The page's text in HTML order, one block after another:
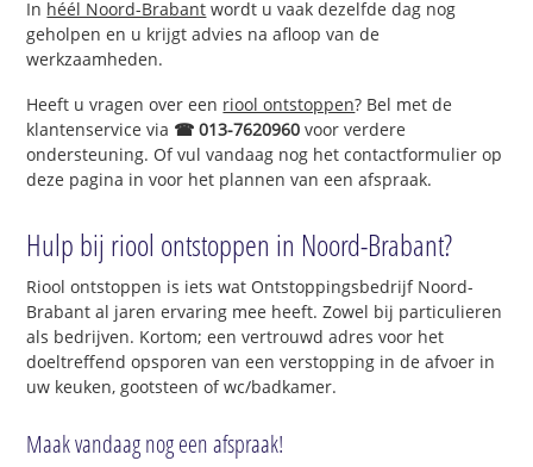
In héél Noord-Brabant wordt u vaak dezelfde dag nog
geholpen en u krijgt advies na afloop van de
werkzaamheden.
Heeft u vragen over een riool ontstoppen? Bel met de
klantenservice via ☎ 013-7620960 voor verdere
ondersteuning. Of vul vandaag nog het contactformulier op
deze pagina in voor het plannen van een afspraak.
Hulp bij riool ontstoppen in Noord-Brabant?
Riool ontstoppen is iets wat Ontstoppingsbedrijf Noord-
Brabant al jaren ervaring mee heeft. Zowel bij particulieren
als bedrijven. Kortom; een vertrouwd adres voor het
doeltreffend opsporen van een verstopping in de afvoer in
uw keuken, gootsteen of wc/badkamer.
Maak vandaag nog een afspraak!